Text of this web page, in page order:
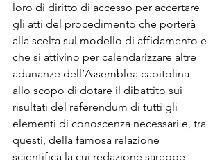
loro di diritto di accesso per accertare
gli atti del procedimento che porterà
alla scelta sul modello di affidamento e
che si attivino per calendarizzare altre
adunanze dell’Assemblea capitolina
allo scopo di dotare il dibattito sui
risultati del referendum di tutti gli
elementi di conoscenza necessari e, tra
questi, della famosa relazione
scientifica la cui redazione sarebbe